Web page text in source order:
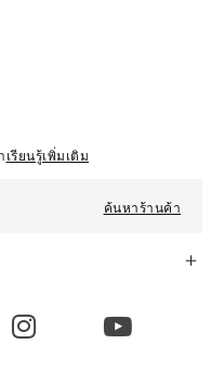
เรียนรู้เพิ่มเติม
ค้นหาร้านค้า